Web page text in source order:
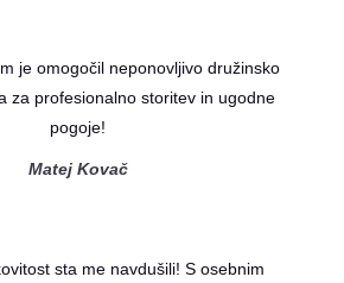
je omogočil neponovljivo družinsko
za profesionalno storitev in ugodne
pogoje!
Matej Kovač
sta me navdušili! S osebnim